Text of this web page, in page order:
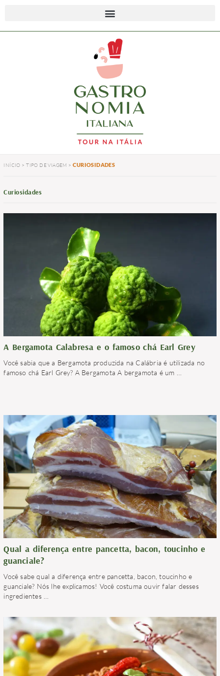
INÍCIO >TIPO DE VIAGEM >CURIOSIDADES
Curiosidades
A Bergamota Calabresa e o famoso chá Earl Grey
Você sabia que a Bergamota produzida na Calábria é utilizada no
famoso chá Earl Grey? A Bergamota A bergamota é um
Qual a diferença entre pancetta, bacon, toucinho e
guanciale?
Você sabe qual a diferença entre pancetta, bacon, toucinho e
guanciale? Nós lhe explicamos! Você costuma ouvir falar desses
ingredientes